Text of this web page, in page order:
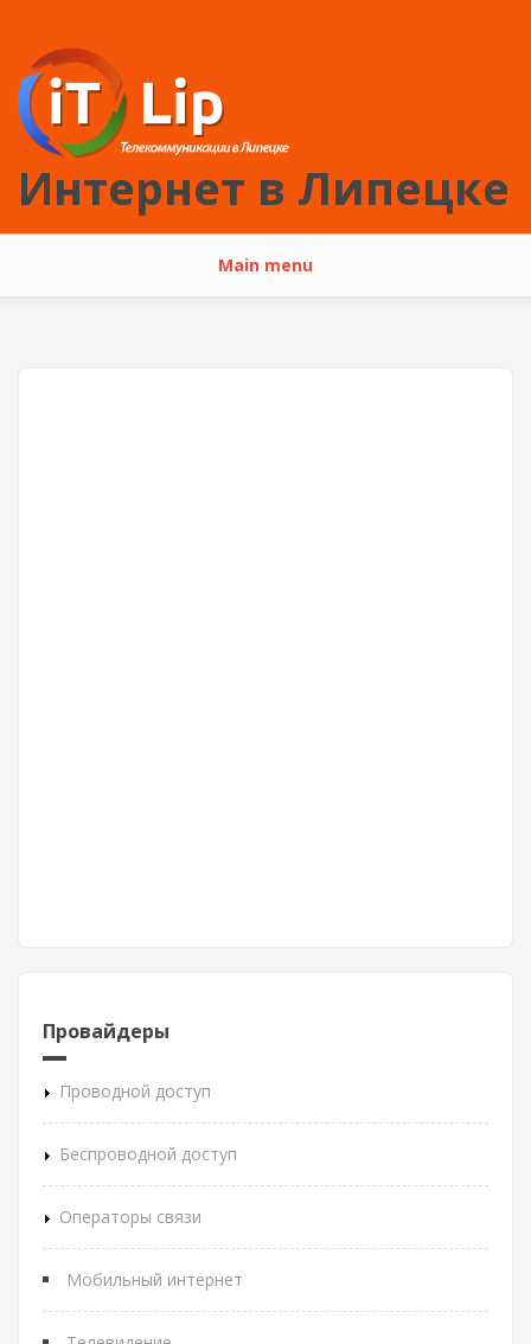
Интернет в Липецке
Main menu
Провайдеры
Проводной доступ
Беспроводной доступ
Операторы связи
Мобильный интернет